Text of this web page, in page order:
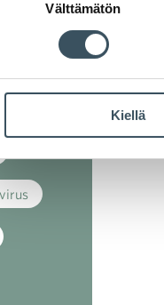
Välttämätön
Kiellä